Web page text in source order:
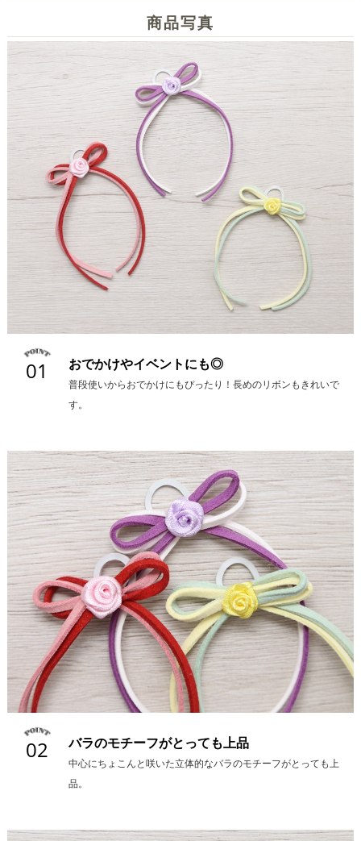
商品写真
01 おでかけやイベントにも◎
普段使いからおでかけにもぴったり！長めのリボンもきれいで
す。
02 バラのモチーフがとっても上品
中心にちょこんと咲いた立体的なバラのモチーフがとっても上
品。